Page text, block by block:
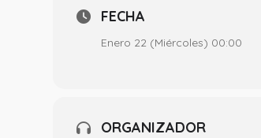
FECHA
Enero 22 (Miércoles) 00:00
ORGANIZADOR